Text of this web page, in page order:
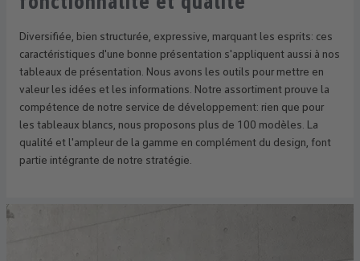
Diversifiée, bien structurée, expressive, marquant les esprits: ces
caractéristiques d'une bonne présentation s'appliquent aussi à nos
tableaux de présentation. Nous avons les outils pour mettre en
valeur les idées et les informations. Notre assortiment prouve la
compétence de notre service de développement: rien que pour
les tableaux blancs, nous proposons plus de 100 modèles. La
qualité et l'ampleur de la gamme en complément du design, font
partie intégrante de notre stratégie.